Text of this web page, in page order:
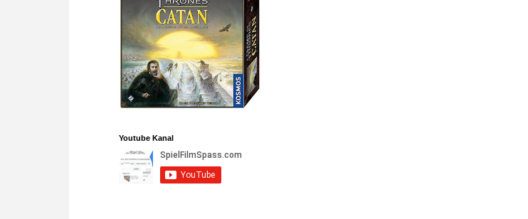
Youtube Kanal